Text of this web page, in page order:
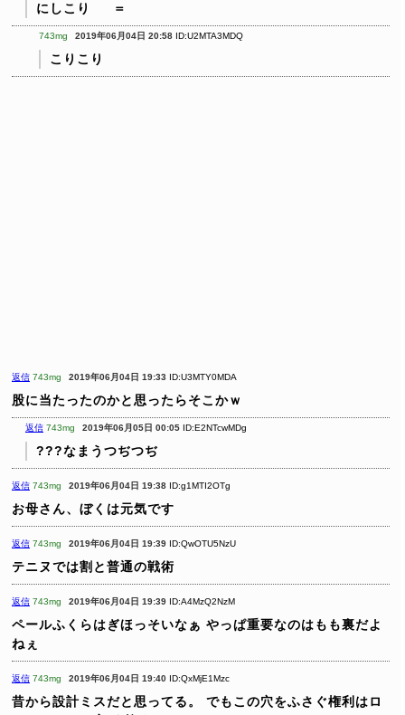
にしこり ＝
743mg 2019年06月04日 20:58 ID:U2MTA3MDQ
こりこり
返信 743mg 2019年06月04日 19:33 ID:U3MTY0MDA
股に当たったのかと思ったらそこかｗ
返信 743mg 2019年06月05日 00:05 ID:E2NTcwMDg
???なまうつぢつぢ
返信 743mg 2019年06月04日 19:38 ID:g1MTI2OTg
お母さん、ぼくは元気です
返信 743mg 2019年06月04日 19:39 ID:QwOTU5NzU
テニヌでは割と普通の戦術
返信 743mg 2019年06月04日 19:39 ID:A4MzQ2NzM
ペールふくらはぎほっそいなぁ やっぱ重要なのはもも裏だよ
ねぇ
返信 743mg 2019年06月04日 19:40 ID:QxMjE1Mzc
昔から設計ミスだと思ってる。
でもこの穴をふさぐ権利はロ